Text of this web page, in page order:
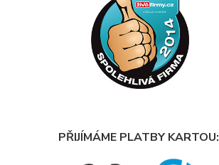
PŘIJÍMÁME PLATBY KARTOU: